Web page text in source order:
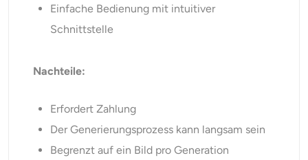
Einfache Bedienung mit intuitiver
Schnittstelle
Nachteile:
Erfordert Zahlung
Der Generierungsprozess kann langsam sein
Begrenzt auf ein Bild pro Generation